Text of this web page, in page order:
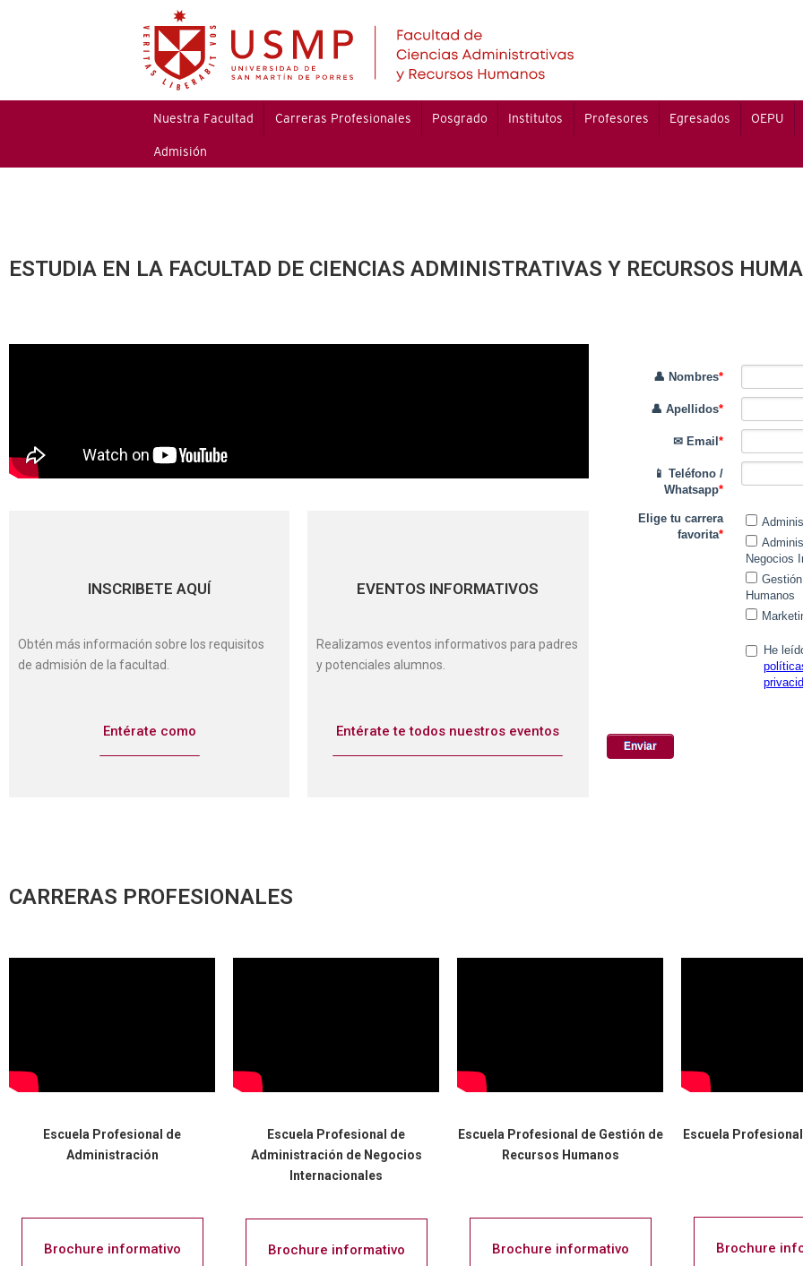
Nuestra Facultad Carreras Profesionales Posgrado Institutos Profesores Egresados OEPU
Admisión
ESTUDIA EN LA FACULTAD DE CIENCIAS ADMINISTRATIVAS Y RECURSOS
INSCRIBETE AQUÍ
Obtén más información sobre los requisitos
de admisión de la facultad.
Entérate como
EVENTOS INFORMATIVOS
Realizamos eventos informativos para padres
y potenciales alumnos.
Entérate te todos nuestros eventos
CARRERAS PROFESIONALES
Escuela Profesional de
Administración
Brochure informativo
Escuela Profesional de
Administración de Negocios
Internacionales
Brochure informativo
Escuela Profesional de Gestión de
Recursos Humanos
Brochure informativo
Escuela
Brochure